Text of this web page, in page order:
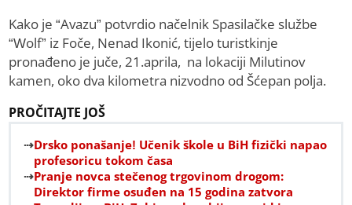
Kako je “Avazu” potvrdio načelnik Spasilačke službe
“Wolf” iz Foče, Nenad Ikonić, tijelo turistkinje
pronađeno je juče, 21.aprila, na lokaciji Milutinov
kamen, oko dva kilometra nizvodno od Šćepan polja.
PROČITAJTE JOŠ
Drsko ponašanje! Učenik škole u BiH fizički napao
profesoricu tokom časa
Pranje novca stečenog trgovinom drogom:
Direktor firme osuđen na 15 godina zatvora